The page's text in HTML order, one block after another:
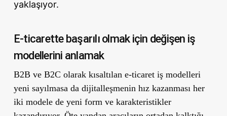
yaklaşıyor.
E-ticarette başarılı olmak için değişen iş
modellerini anlamak
B2B ve B2C olarak kısaltılan e-ticaret iş modelleri
yeni sayılmasa da dijitalleşmenin hız kazanması her
iki modele de yeni form ve karakteristikler